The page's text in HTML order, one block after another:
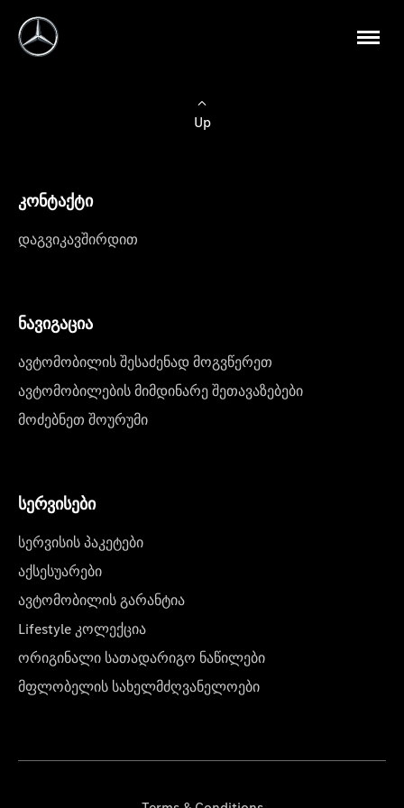
Up
კონტაქტი
დაგვიკავშირდით
ნავიგაცია
ავტომობილის შესაძენად მოგვწერეთ
ავტომობილების მიმდინარე შეთავაზებები
მოძებნეთ შოურუმი
სერვისები
სერვისის პაკეტები
აქსესუარები
ავტომობილის გარანტია
Lifestyle კოლექცია
ორიგინალი სათადარიგო ნაწილები
მფლობელის სახელმძღვანელოები